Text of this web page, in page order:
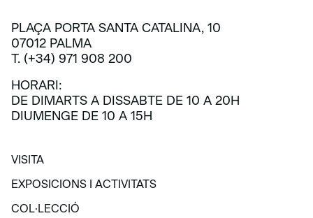
PLAÇA PORTA SANTA CATALINA, 10
07012 PALMA
T. (+34) 971 908 200
HORARI:
DE DIMARTS A DISSABTE DE 10 A 20H
DIUMENGE DE 10 A 15H
VISITA
VISITA
EXPOSICIONS I ACTIVITATS
EXPOSICIONS I ACTIVITATS
COL·LECCIÓ